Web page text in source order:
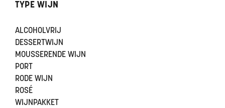
TYPE WIJN
ALCOHOLVRIJ
DESSERTWIJN
MOUSSERENDE WIJN
PORT
RODE WIJN
ROSÉ
WIJNPAKKET